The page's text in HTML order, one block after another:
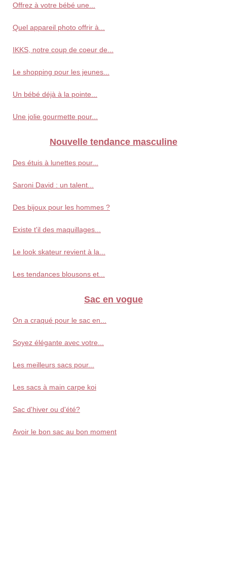
Offrez à votre bébé une...
Quel appareil photo offrir à...
IKKS, notre coup de coeur de...
Le shopping pour les jeunes...
Un bébé déjà à la pointe...
Une jolie gourmette pour...
Nouvelle tendance masculine
Des étuis à lunettes pour...
Saroni David : un talent...
Des bijoux pour les hommes ?
Existe t'il des maquillages...
Le look skateur revient à la...
Les tendances blousons et...
Sac en vogue
On a craqué pour le sac en...
Soyez élégante avec votre...
Les meilleurs sacs pour...
Les sacs à main carpe koi
Sac d'hiver ou d'été?
Avoir le bon sac au bon moment